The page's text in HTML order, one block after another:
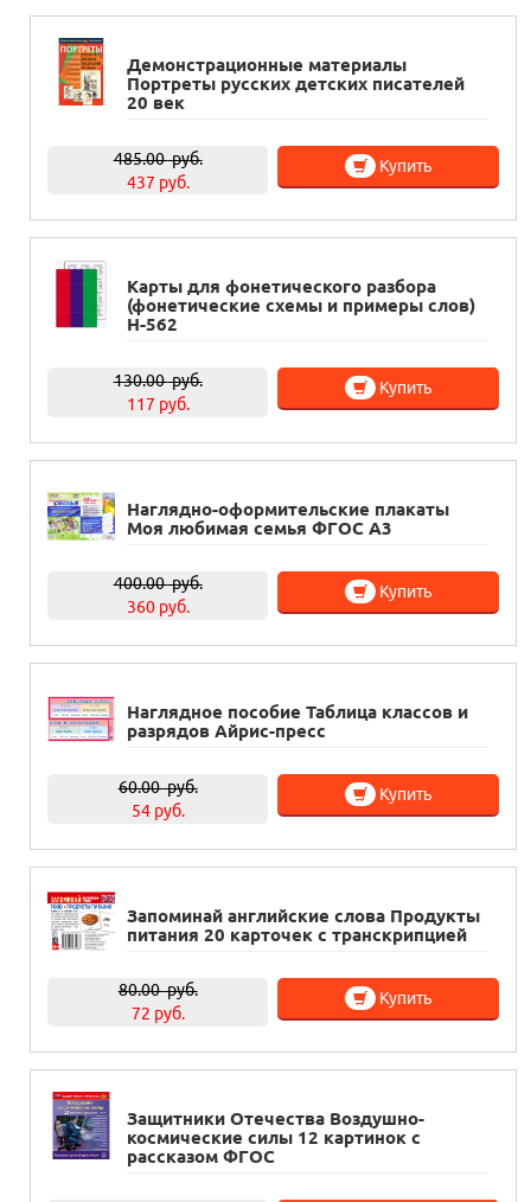
Демонстрационные материалы
Портреты русских детских писателей
20 век
485.00руб.
437 руб.
Купить
Карты для фонетического разбора
(фонетические схемы и примеры слов)
Н-562
130.00руб.
117 руб.
Купить
Наглядно-оформительские плакаты
Моя любимая семья ФГОС А3
400.00руб.
360 руб.
Купить
Наглядное пособие Таблица классов и
разрядов Айрис-пресс
60.00руб.
54 руб.
Купить
Запоминай английские слова Продукты
питания 20 карточек с транскрипцией
80.00руб.
72 руб.
Купить
Защитники Отечества Воздушно-
космические силы 12 картинок с
рассказом ФГОС